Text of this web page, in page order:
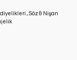
,Söz & Nişan